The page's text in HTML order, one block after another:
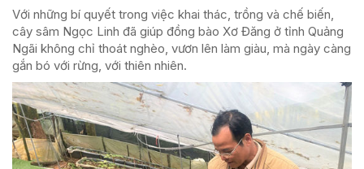
Với những bí quyết trong việc khai thác, trồng và chế biến,
cây sâm Ngọc Linh đã giúp đồng bào Xơ Đăng ở tỉnh Quảng
Ngãi không chỉ thoát nghèo, vươn lên làm giàu, mà ngày càng
gắn bó với rừng, với thiên nhiên.